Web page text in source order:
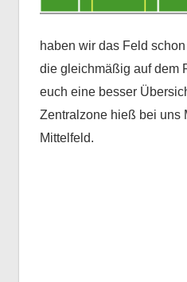
haben wir das Feld
die gleichmäßig auf dem
euch eine besser
Zentralzone hieß bei uns
Mittelfeld.